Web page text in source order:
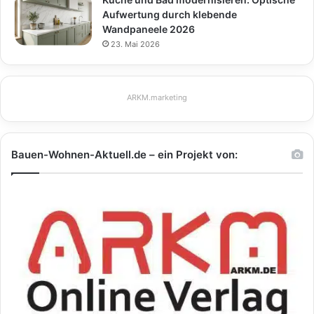
Aufwertung durch klebende
Wandpaneele 2026
23. Mai 2026
ARKM.marketing
Bauen-Wohnen-Aktuell.de – ein Projekt von: